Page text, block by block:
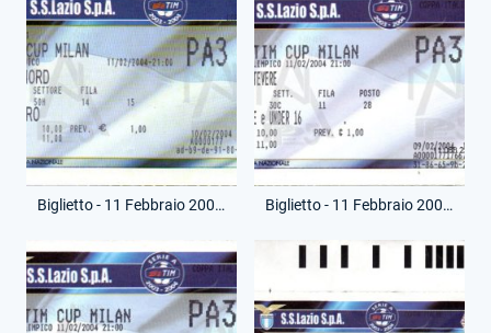
Biglietto - 11 Febbraio 2004 - Coppa Italia - Lazio-Milan Biglietto - 11 Febbraio 2004 - Coppa Italia - Lazio-Milan